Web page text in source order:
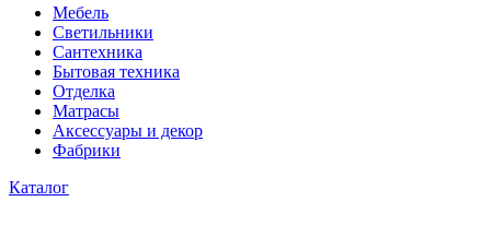
Мебель
Светильники
Сантехника
Бытовая техника
Отделка
Матрасы
Аксессуары и декор
Фабрики
Каталог